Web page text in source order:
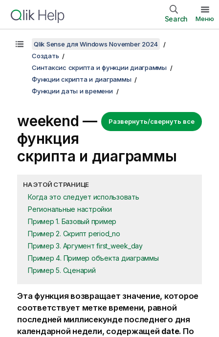
Search Меню
Qlik Sense для Windows November 2024
Создать
Синтаксис скрипта и функции диаграммы
Функции скрипта и диаграммы
Функции даты и времени
Развернуть/свернуть все
weekend —
функция
скриптa и диаграммы
НА ЭТОЙ СТРАНИЦЕ
Когда это следует использовать
Региональные настройки
Пример 1. Базовый пример
Пример 2. Скрипт period_no
Пример 3. Аргумент first_week_day
Пример 4. Пример объекта диаграммы
Пример 5. Сценарий
Эта функция возвращает значение, которое
соответствует метке времени, равной
последней миллисекунде последнего дня
календарной недели, содержащей date. По